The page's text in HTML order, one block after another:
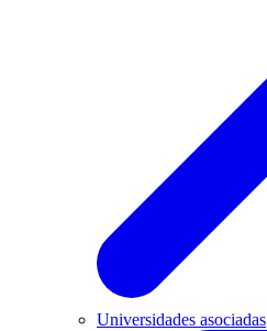
Universidades asociadas